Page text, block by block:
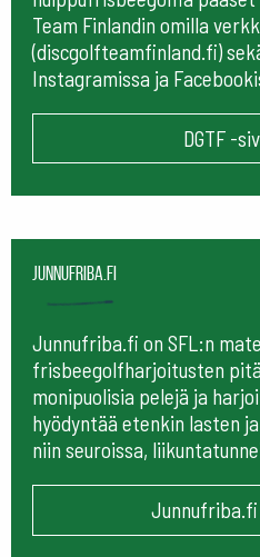
Team Finlandin omilla
(discgolfteamfinland.fi)
Instagramissa ja
DGTF -
Junnufriba.fi
Junnufriba.fi on SFL:n
frisbeegolfharjoitusten
monipuolisia pelejä ja
hyödyntää etenkin lasten
niin seuroissa,